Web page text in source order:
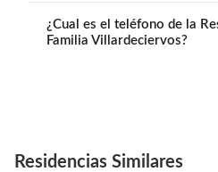
¿Cual es el teléfono de la
Familia Villardeciervos?
Residencias Similares